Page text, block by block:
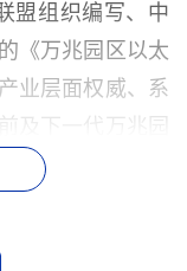
盟组织编写、中
《万兆园区以太
业层面权威、系
月，中国建筑业